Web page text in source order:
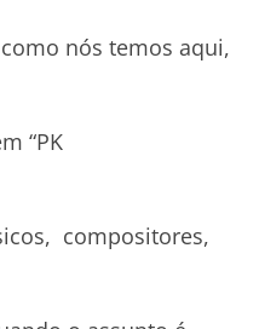
nós temos aqui,
“PK
compositores,